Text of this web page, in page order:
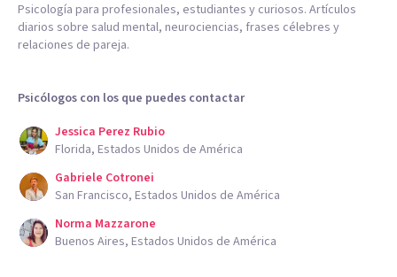
Psicología para profesionales, estudiantes y curiosos. Artículos
diarios sobre salud mental, neurociencias, frases célebres y
relaciones de pareja.
Psicólogos con los que puedes contactar
Jessica Perez Rubio
Florida, Estados Unidos de América
Gabriele Cotronei
San Francisco, Estados Unidos de América
Norma Mazzarone
Buenos Aires, Estados Unidos de América